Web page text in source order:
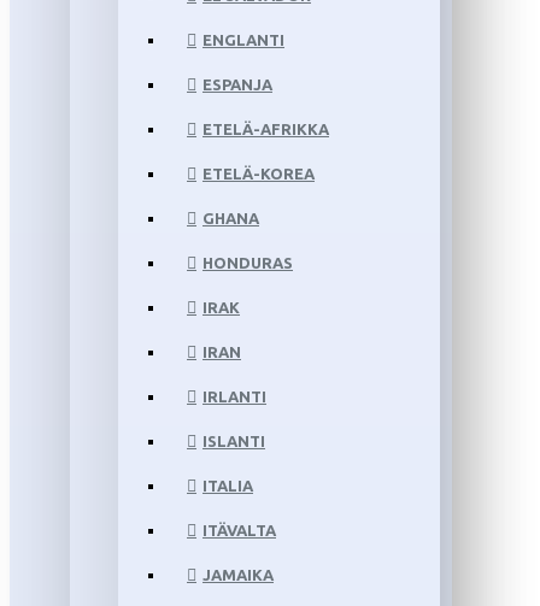
ENGLANTI
ESPANJA
ETELÄ-AFRIKKA
ETELÄ-KOREA
GHANA
HONDURAS
IRAK
IRAN
IRLANTI
ISLANTI
ITALIA
ITÄVALTA
JAMAIKA